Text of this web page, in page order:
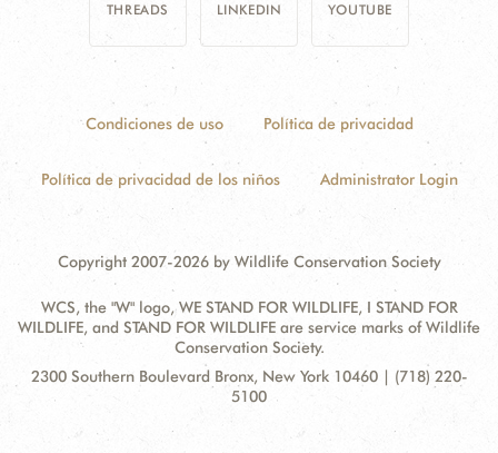
THREADS LINKEDIN YOUTUBE
Condiciones de uso Política de privacidad
Política de privacidad de los niños Administrator Login
Copyright 2007-2026 by Wildlife Conservation Society
WCS, the "W" logo, WE STAND FOR WILDLIFE, I STAND FOR
WILDLIFE, and STAND FOR WILDLIFE are service marks of Wildlife
Conservation Society.
Contact
Address:
2300 Southern Boulevard Bronx, New York 10460 | (718) 220-
5100